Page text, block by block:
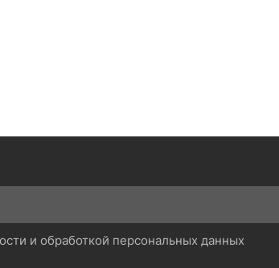
и обработкой персональных данных